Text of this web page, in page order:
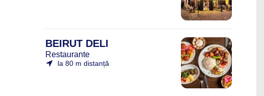
BEIRUT DELI
Restaurante
la 80 m distanță